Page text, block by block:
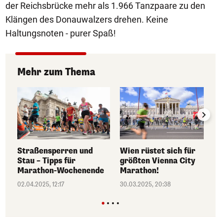
der Reichsbrücke mehr als 1.966 Tanzpaare zu den
Klängen des Donauwalzers drehen. Keine
Haltungsnoten - purer Spaß!
Mehr zum Thema
Straßensperren und
Stau – Tipps für
Marathon-Wochenende
02.04.2025, 12:17
Wien rüstet sich für
größten Vienna City
Marathon!
30.03.2025, 20:38